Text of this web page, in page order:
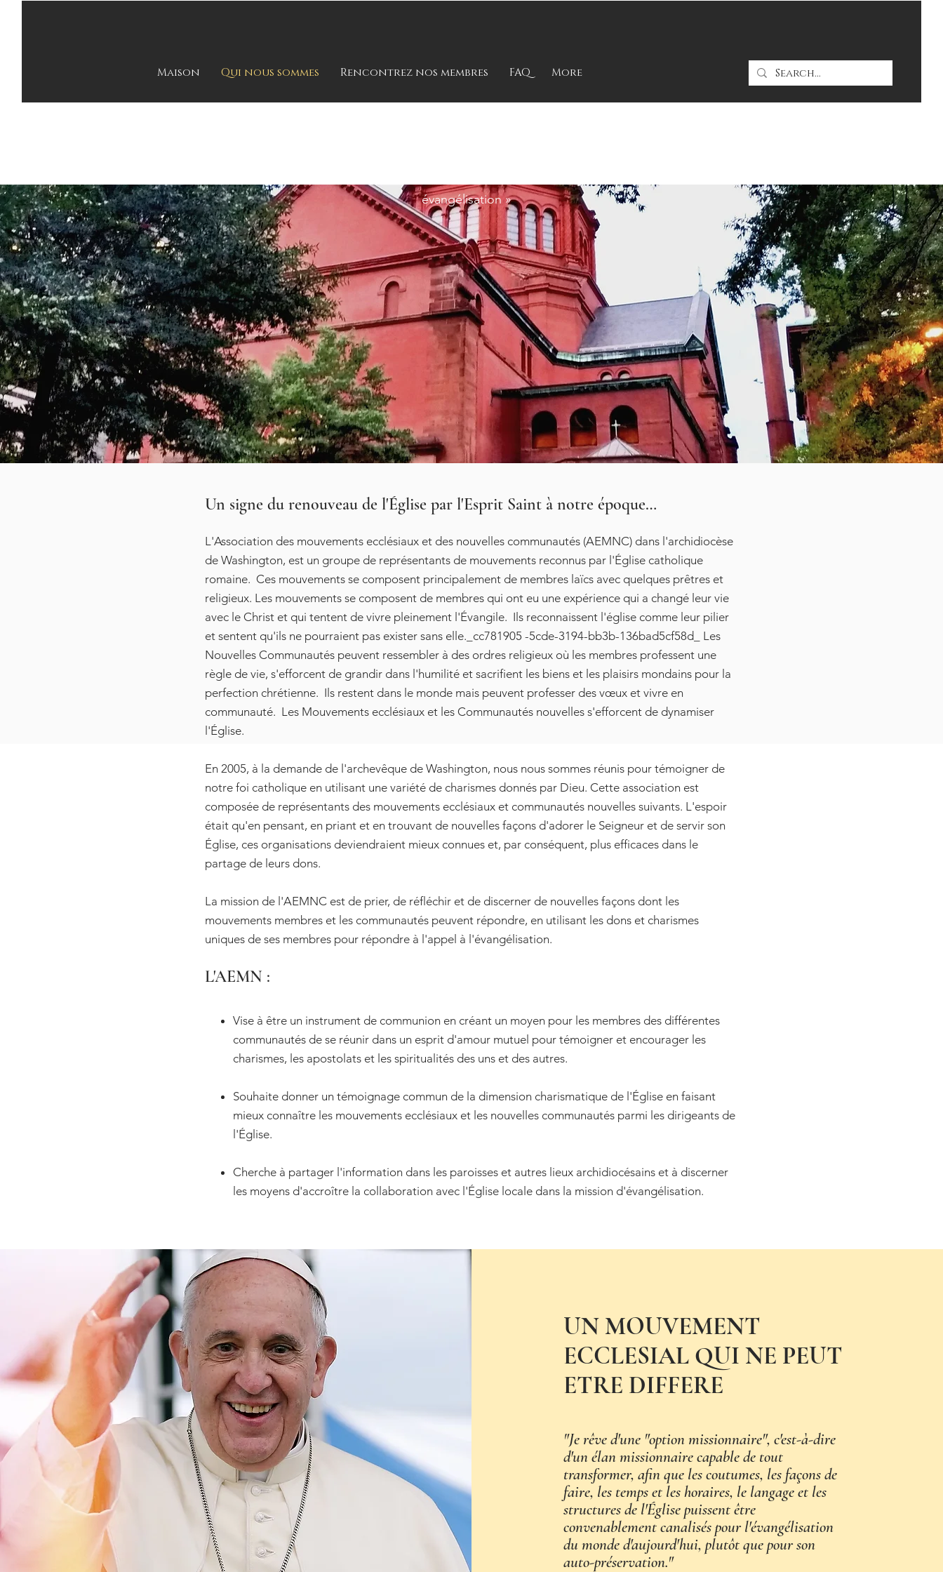
Maison Qui nous sommes Rencontrez nos membres FAQ More
évangélisation »
Un signe du renouveau de l'Église par l'Esprit Saint à notre époque…
L'Association des mouvements ecclésiaux et des nouvelles communautés (AEMNC) dans l'archidiocèse
de Washington, est un groupe de représentants de mouvements reconnus par l'Église catholique
romaine. Ces mouvements se composent principalement de membres laïcs avec quelques prêtres et
religieux. Les mouvements se composent de membres qui ont eu une expérience qui a changé leur vie
avec le Christ et qui tentent de vivre pleinement l'Évangile. Ils reconnaissent l'église comme leur pilier
et sentent qu'ils ne pourraient pas exister sans elle._cc781905 -5cde-3194-bb3b-136bad5cf58d_ Les
Nouvelles Communautés peuvent ressembler à des ordres religieux où les membres professent une
règle de vie, s'efforcent de grandir dans l'humilité et sacrifient les biens et les plaisirs mondains pour la
perfection chrétienne. Ils restent dans le monde mais peuvent professer des vœux et vivre en
communauté. Les Mouvements ecclésiaux et les Communautés nouvelles s'efforcent de dynamiser
l'Église.
En 2005, à la demande de l'archevêque de Washington, nous nous sommes réunis pour témoigner de
notre foi catholique en utilisant une variété de charismes donnés par Dieu. Cette association est
composée de représentants des mouvements ecclésiaux et communautés nouvelles suivants. L'espoir
était qu'en pensant, en priant et en trouvant de nouvelles façons d'adorer le Seigneur et de servir son
Église, ces organisations deviendraient mieux connues et, par conséquent, plus efficaces dans le
partage de leurs dons.
La mission de l'AEMNC est de prier, de réfléchir et de discerner de nouvelles façons dont les
mouvements membres et les communautés peuvent répondre, en utilisant les dons et charismes
uniques de ses membres pour répondre à l'appel à l'évangélisation.
L'AEMN :
Vise à être un instrument de communion en créant un moyen pour les membres des différentes
communautés de se réunir dans un esprit d'amour mutuel pour témoigner et encourager les
charismes, les apostolats et les spiritualités des uns et des autres.
Souhaite donner un témoignage commun de la dimension charismatique de l'Église en faisant
mieux connaître les mouvements ecclésiaux et les nouvelles communautés parmi les dirigeants de
l'Église.
Cherche à partager l'information dans les paroisses et autres lieux archidiocésains et à discerner
les moyens d'accroître la collaboration avec l'Église locale dans la mission d'évangélisation.
UN MOUVEMENT
ECCLESIAL QUI NE PEUT
ETRE DIFFERE
"Je rêve d'une "option missionnaire", c'est-à-dire
d'un élan missionnaire capable de tout
transformer, afin que les coutumes, les façons de
faire, les temps et les horaires, le langage et les
structures de l'Église puissent être
convenablement canalisés pour l'évangélisation
du monde d'aujourd'hui, plutôt que pour son
auto-préservation."